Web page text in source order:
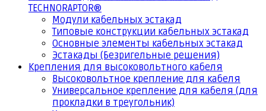
TECHNORAPTOR®
Модули кабельных эстакад
Типовые конструкции кабельных эстакад
Основные элементы кабельных эстакад
Эстакады (Безригельные решения)
Крепления для высоковольтного кабеля
Высоковольтное крепление для кабеля
Универсальное крепление для кабеля (для
прокладки в треугольник)